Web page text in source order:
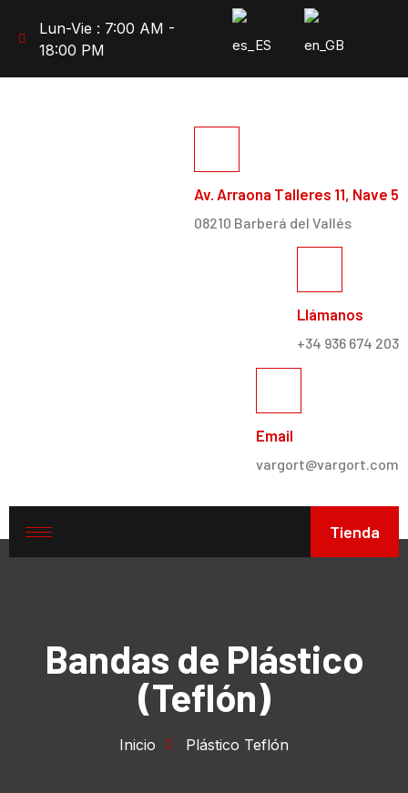
Lun-Vie : 7:00 AM -
18:00 PM
Av. Arraona Talleres 11, Nave 5
08210 Barberá del Vallés
Llámanos
+34 936 674 203
Email
vargort@vargort.com
Tienda
Bandas de Plástico
(Teflón)
Inicio Plástico Teflón